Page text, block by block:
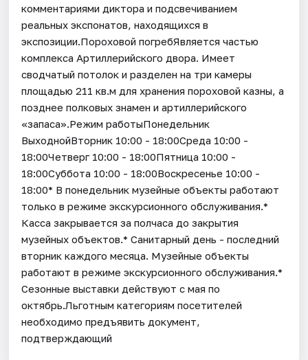
комментариями диктора и подсвечиванием
реальных экспонатов, находящихся в
экспозиции.Пороховой погребЯвляется частью
комплекса Артиллерийского двора. Имеет
сводчатый потолок и разделен на три камеры
площадью 211 кв.м для хранения пороховой казны, а
позднее полковых знамен и артиллерийского
«запаса».Режим работыПонедельник
ВыходнойВторник 10:00 - 18:00Среда 10:00 -
18:00Четверг 10:00 - 18:00Пятница 10:00 -
18:00Суббота 10:00 - 18:00Воскресенье 10:00 -
18:00* В понедельник музейные объекты работают
только в режиме экскурсионного обслуживания.*
Касса закрывается за полчаса до закрытия
музейных объектов.* Санитарный день - последний
вторник каждого месяца. Музейные объекты
работают в режиме экскурсионного обслуживания.*
Cезонные выставки действуют с мая по
октябрь.Льготным категориям посетителей
необходимо предъявить документ,
подтверждающий